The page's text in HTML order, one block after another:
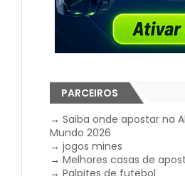
PARCEIROS
→Saiba onde apostar na
Mundo 2026
→jogos mines
→Melhores casas de
→Palpites de futebol